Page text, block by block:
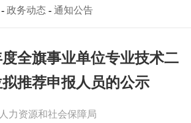
政务动态- 通知公告
度全旗事业单位专业技术二
推荐申报人员的公示
力资源和社会保障局